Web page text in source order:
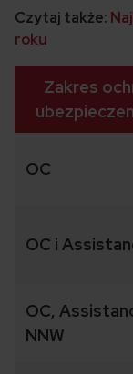
Czytaj także:
roku
Zakres
OC
OC i
OC,
NNW